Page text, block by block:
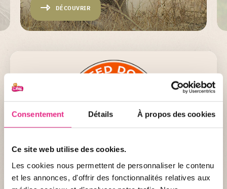
Consentement Détails À propos des cookies
Ce site web utilise des cookies.
Les cookies nous permettent de personnaliser le contenu
et les annonces, d'offrir des fonctionnalités relatives aux
DÉCOUVRIR
Fiche d'identité